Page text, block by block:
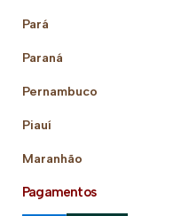
Pará
Paraná
Pernambuco
Piauí
Maranhão
Pagamentos